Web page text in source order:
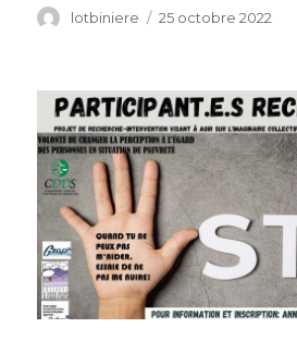
Auteur
lotbiniere
Publié
25 octobre 2022